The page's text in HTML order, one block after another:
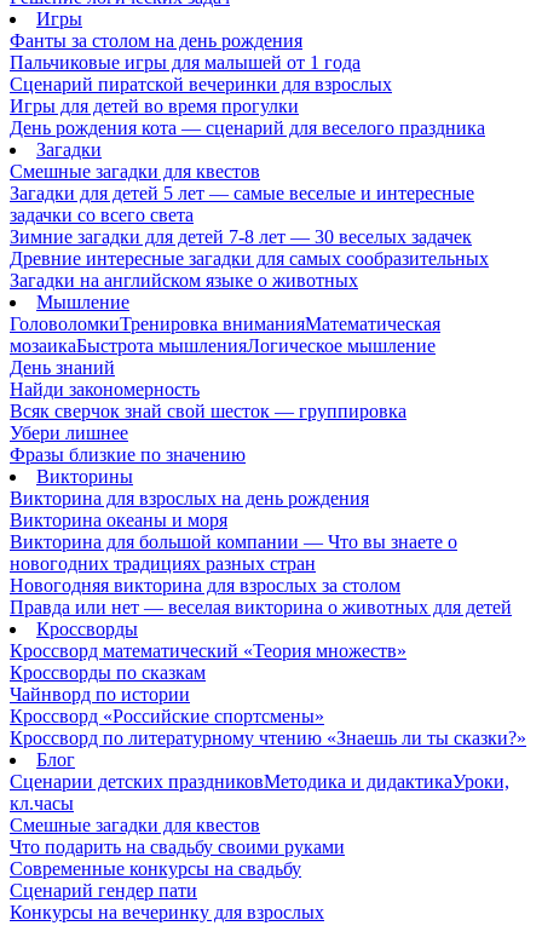
Игры
Фанты за столом на день рождения
Пальчиковые игры для малышей от 1 года
Сценарий пиратской вечеринки для взрослых
Игры для детей во время прогулки
День рождения кота — сценарий для веселого праздника
Загадки
Смешные загадки для квестов
Загадки для детей 5 лет — самые веселые и интересные
задачки со всего света
Зимние загадки для детей 7-8 лет — 30 веселых задачек
Древние интересные загадки для самых сообразительных
Загадки на английском языке о животных
Мышление
ГоловоломкиТренировка вниманияМатематическая
мозаикаБыстрота мышленияЛогическое мышление
День знаний
Найди закономерность
Всяк сверчок знай свой шесток — группировка
Убери лишнее
Фразы близкие по значению
Викторины
Викторина для взрослых на день рождения
Викторина океаны и моря
Викторина для большой компании — Что вы знаете о
новогодних традициях разных стран
Новогодняя викторина для взрослых за столом
Правда или нет — веселая викторина о животных для детей
Кроссворды
Кроссворд математический «Теория множеств»
Кроссворды по сказкам
Чайнворд по истории
Кроссворд «Российские спортсмены»
Кроссворд по литературному чтению «Знаешь ли ты сказки?»
Блог
Сценарии детских праздниковМетодика и дидактикаУроки,
кл.часы
Смешные загадки для квестов
Что подарить на свадьбу своими руками
Современные конкурсы на свадьбу
Сценарий гендер пати
Конкурсы на вечеринку для взрослых